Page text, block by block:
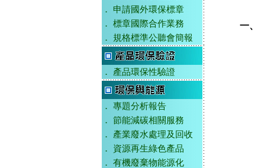
．
申請國外環保標章
．
標章國際合作業務
．
規格標準公聽會簡報
． 產品環保性驗證
．
專題分析報告
．
節能減碳相關服務
．
產業廢水處理及回收
．
資源再生綠色產品
．
有機廢棄物能源化
一、